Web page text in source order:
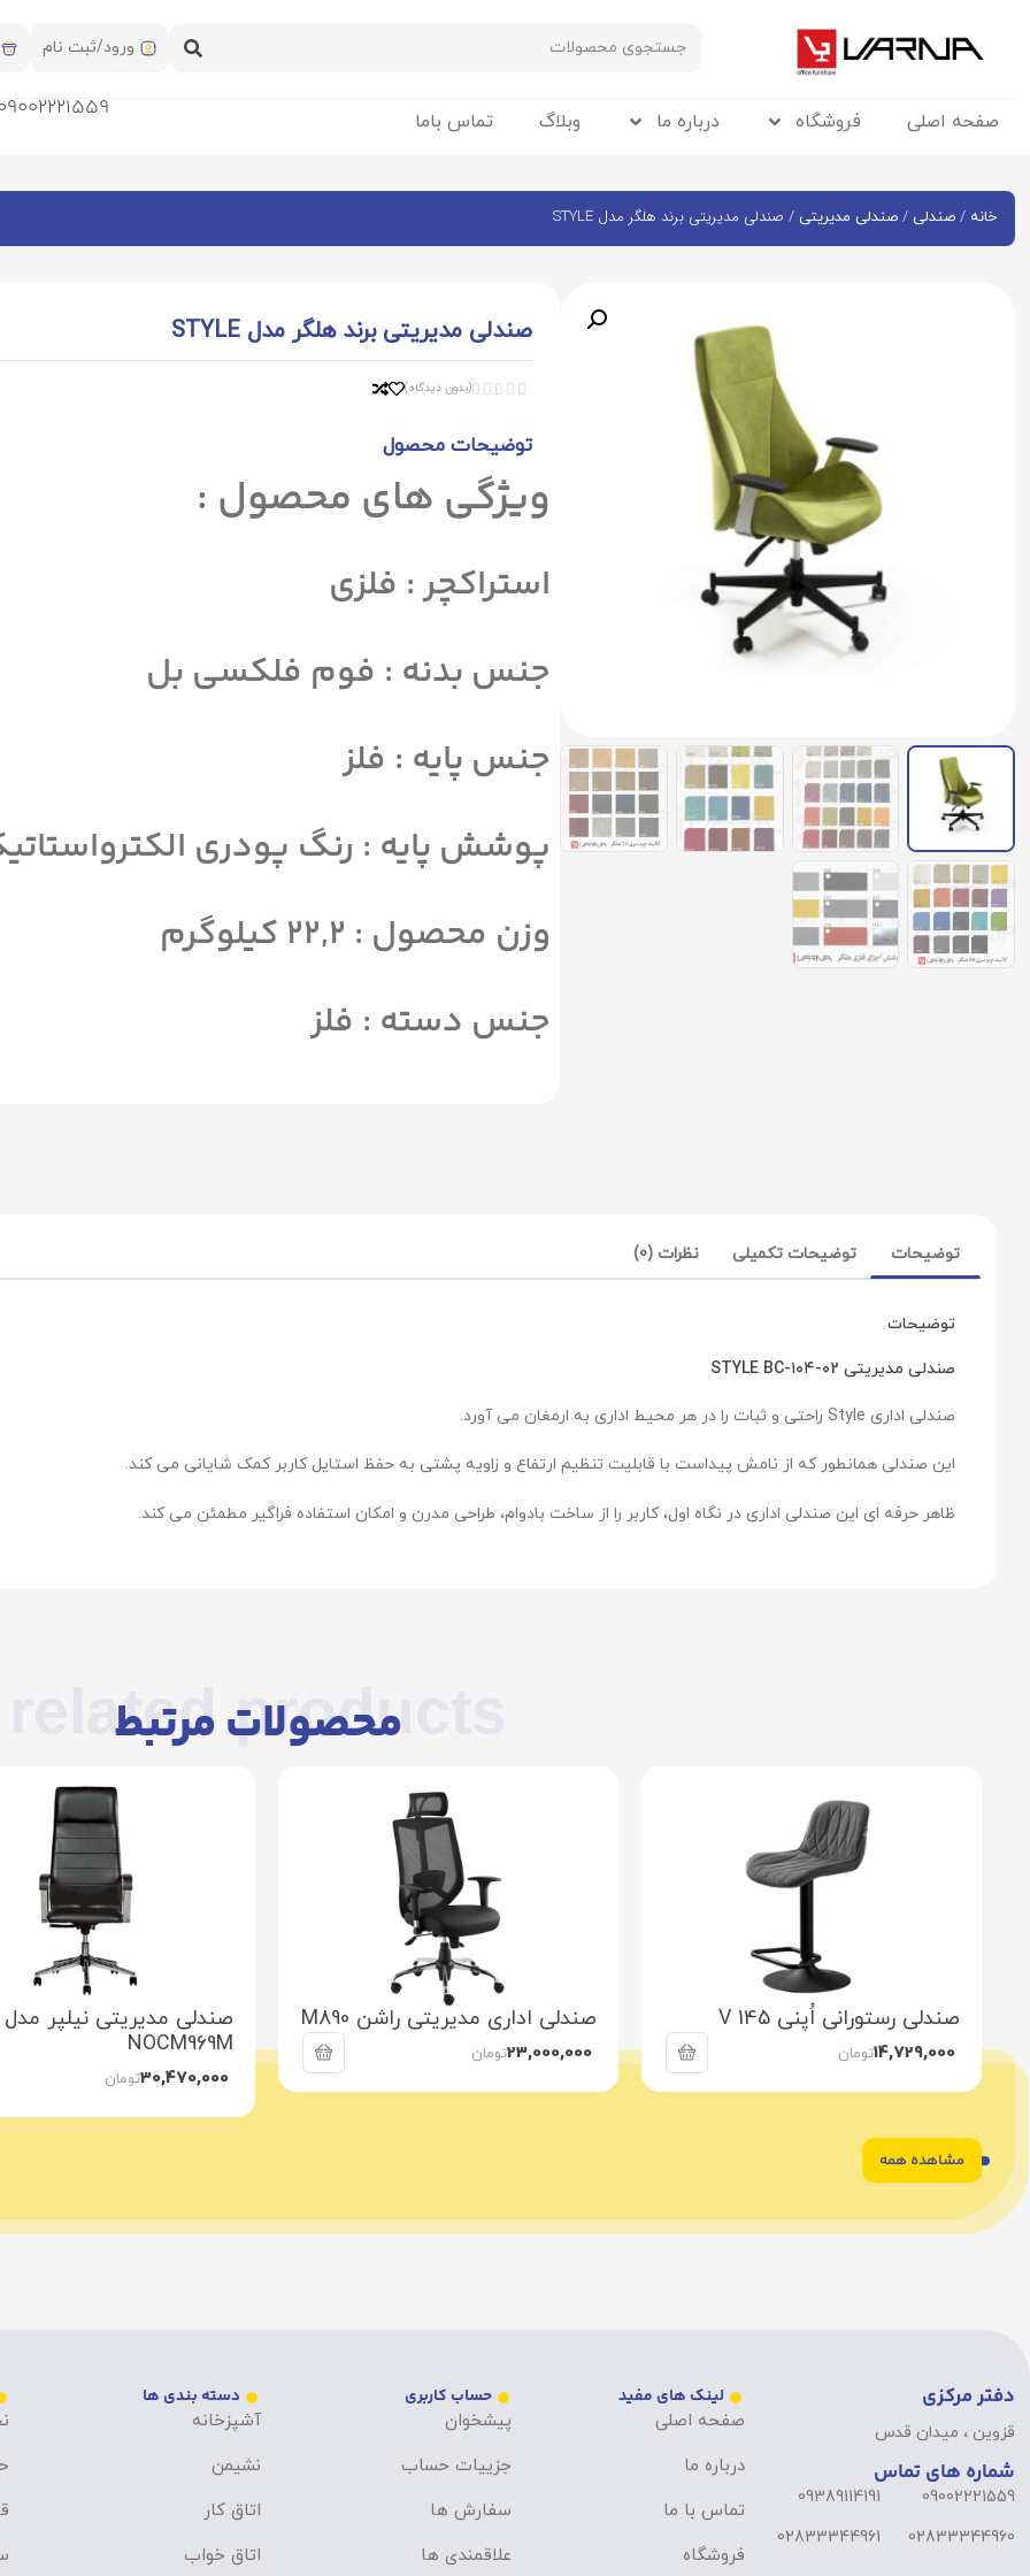
ورود/ثبت نام
صفحه اصلی فروشگاه درباره ما وبلاگ تماس باما
خانه /صندلی /صندلی مدیریتی / صندلی مدیریتی برند هلگر مدل STYLE
صندلی مدیریتی برند هلگر مدل STYLE




(بدون دیدگاه)
توضیحات محصول
ویژگی های محصول :
استراکچر : فلزی
جنس بدنه : فوم فلکسی بل
جنس پایه : فلز
پوشش پایه : رنگ پودری
وزن محصول : ۲۲,۲ کیلوگرم
جنس دسته : فلز
توضیحات توضیحات تکمیلی نظرات (0)
توضیحات
صندلی مدیریتی STYLE BC-۱۰۴-۰2
صندلی اداری Style راحتی و‌ ثبات را در هر محیط اداری به ارمغان می آورد.
این صندلی همانطور که از نامش پیداست با قابلیت تنظیم ارتفاع و زاویه پشتی به حفظ استایل کاربر کمک شایانی می کند.
ظاهر حرفه ای این صندلی اداری در نگاه اول، کاربر را از ساخت بادوام، طراحی مدرن و امکان استفاده فراگیر مطمئن می کند.
related products
محصولات مرتبط
صندلی رستورانی اُپنی V 145
14,729,000تومان
صندلی اداری مدیریتی راشن M890
23,000,000تومان
صندلی مدیریتی نیلپر مدل
NOCM969M
30,470,000تومان
1
2
3
4 مشاهده همه
دفتر مرکزی
قزوین ، میدان قدس
شماره های تماس
09002221559
02833344960
09389114191
02833344961
لینک های مفید
صفحه اصلی
درباره ما
تماس با ما
فروشگاه
حساب کاربری
پیشخوان
جزییات حساب
سفارش ها
علاقمندی ها
دسته بندی ها
آشپزخانه
نشیمن
اتاق کار
اتاق خواب